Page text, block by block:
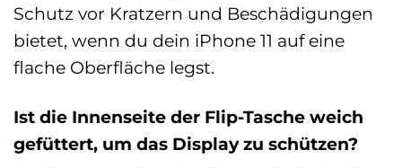
Schutz vor Kratzern und Beschädigungen
bietet, wenn du dein iPhone 11 auf eine
flache Oberfläche legst.
Ist die Innenseite der Flip-Tasche weich
gefüttert, um das Display zu schützen?